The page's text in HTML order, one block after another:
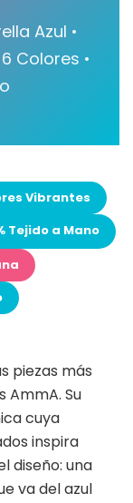
Azul •
Colores •
Vibrantes
Tejido a Mano
piezas más
AmmA. Su
cuya
inspira
diseño: una
va del azul